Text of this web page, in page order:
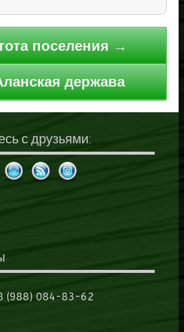
поселения →
держава
с друзьями:
(988) 084-83-62